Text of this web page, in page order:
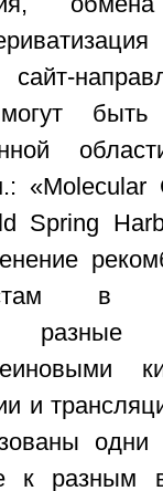
быть
«Molecular
Spring
в
разные
и
к разным